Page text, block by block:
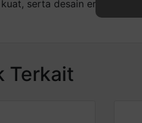
serta desain ergonomis
Terkait